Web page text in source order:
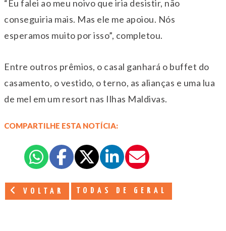
“Eu falei ao meu noivo que iria desistir, não
conseguiria mais. Mas ele me apoiou. Nós
esperamos muito por isso”, completou.
Entre outros prêmios, o casal ganhará o buffet do
casamento, o vestido, o terno, as alianças e uma lua
de mel em um resort nas Ilhas Maldivas.
COMPARTILHE ESTA NOTÍCIA:
VOLTAR TODAS DE GERAL